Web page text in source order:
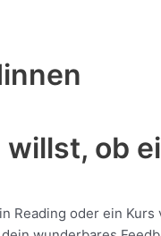
ob
Reading oder ein